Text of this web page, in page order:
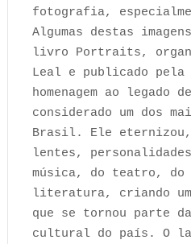
fotografia,
Algumas destas
livro Portraits,
Leal e publicado pela
homenagem ao legado
considerado um dos
Brasil. Ele eternizou,
lentes,
música, do teatro, do
literatura, criando
que se tornou parte
cultural do país. O